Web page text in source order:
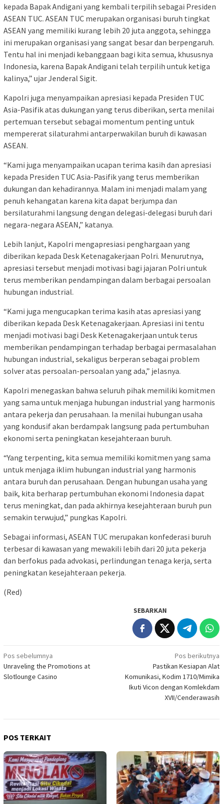
kepada Bapak Andigani yang kembali terpilih sebagai Presiden
ASEAN TUC. ASEAN TUC merupakan organisasi buruh tingkat
ASEAN yang memiliki kurang lebih 20 juta anggota, sehingga
ini merupakan organisasi yang sangat besar dan berpengaruh.
Tentu hal ini menjadi kebanggaan bagi kita semua, khususnya
Indonesia, karena Bapak Andigani telah terpilih untuk ketiga
kalinya,” ujar Jenderal Sigit.
Kapolri juga menyampaikan apresiasi kepada Presiden TUC
Asia-Pasifik atas dukungan yang terus diberikan, serta menilai
pertemuan tersebut sebagai momentum penting untuk
mempererat silaturahmi antarperwakilan buruh di kawasan
ASEAN.
“Kami juga menyampaikan ucapan terima kasih dan apresiasi
kepada Presiden TUC Asia-Pasifik yang terus memberikan
dukungan dan kehadirannya. Malam ini menjadi malam yang
penuh kehangatan karena kita dapat berjumpa dan
bersilaturahmi langsung dengan delegasi-delegasi buruh dari
negara-negara ASEAN,” katanya.
Lebih lanjut, Kapolri mengapresiasi penghargaan yang
diberikan kepada Desk Ketenagakerjaan Polri. Menurutnya,
apresiasi tersebut menjadi motivasi bagi jajaran Polri untuk
terus memberikan pendampingan dalam berbagai persoalan
hubungan industrial.
“Kami juga mengucapkan terima kasih atas apresiasi yang
diberikan kepada Desk Ketenagakerjaan. Apresiasi ini tentu
menjadi motivasi bagi Desk Ketenagakerjaan untuk terus
memberikan pendampingan terhadap berbagai permasalahan
hubungan industrial, sekaligus berperan sebagai problem
solver atas persoalan-persoalan yang ada,” jelasnya.
Kapolri menegaskan bahwa seluruh pihak memiliki komitmen
yang sama untuk menjaga hubungan industrial yang harmonis
antara pekerja dan perusahaan. Ia menilai hubungan usaha
yang kondusif akan berdampak langsung pada pertumbuhan
ekonomi serta peningkatan kesejahteraan buruh.
“Yang terpenting, kita semua memiliki komitmen yang sama
untuk menjaga iklim hubungan industrial yang harmonis
antara buruh dan perusahaan. Dengan hubungan usaha yang
baik, kita berharap pertumbuhan ekonomi Indonesia dapat
terus meningkat, dan pada akhirnya kesejahteraan buruh pun
semakin terwujud,” pungkas Kapolri.
Sebagai informasi, ASEAN TUC merupakan konfederasi buruh
terbesar di kawasan yang mewakili lebih dari 20 juta pekerja
dan berfokus pada advokasi, perlindungan tenaga kerja, serta
peningkatan kesejahteraan pekerja.
(Red)
SEBARKAN
Navigasi
pos
Pos sebelumnya
Unraveling the Promotions at
Slotlounge Casino
Pos berikutnya
Pastikan Kesiapan Alat
Komunikasi, Kodim 1710/Mimika
Ikuti Vicon dengan Komlekdam
XVII/Cenderawasih
POS TERKAIT